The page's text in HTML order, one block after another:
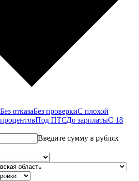
Без отказаБез проверкиС плохой
Под ПТСДо зарплатыС 18
Введите сумму в рублях